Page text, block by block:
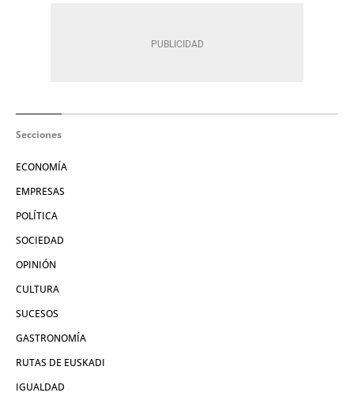
Secciones
ECONOMÍA
EMPRESAS
POLÍTICA
SOCIEDAD
OPINIÓN
CULTURA
SUCESOS
GASTRONOMÍA
RUTAS DE EUSKADI
IGUALDAD